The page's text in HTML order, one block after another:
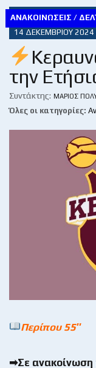
ΑΝΑΚΟΙΝΏΣΕΙΣ /
14 ΔΕΚΕΜΒΡΊΟΥ 2024
την
Συντάκτης: ΜΆΡΙΟΣ
Όλες οι κατηγορίες:
Περίπου 55″
➡Σε ανακοίνωση